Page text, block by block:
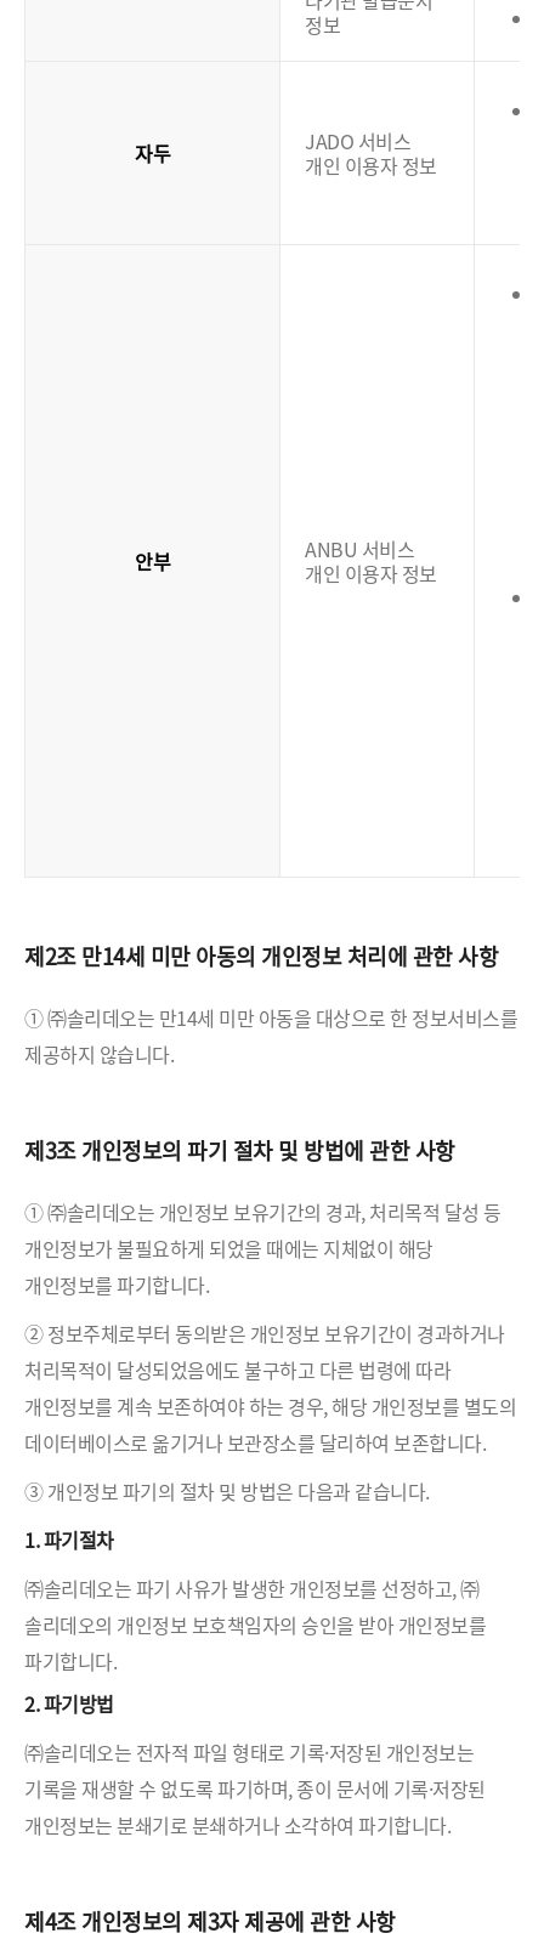
정보
자두
JADO 서비스
개인 이용자 정보
안부
ANBU 서비스
개인 이용자 정보
제2조 만14세 미만 아동의 개인정보 처리에 관한 사항
① ㈜솔리데오는 만14세 미만 아동을 대상으로 한 정보서비스를
제공하지 않습니다.
제3조 개인정보의 파기 절차 및 방법에 관한 사항
① ㈜솔리데오는 개인정보 보유기간의 경과, 처리목적 달성 등
개인정보가 불필요하게 되었을 때에는 지체없이 해당
개인정보를 파기합니다.
② 정보주체로부터 동의받은 개인정보 보유기간이 경과하거나
처리목적이 달성되었음에도 불구하고 다른 법령에 따라
개인정보를 계속 보존하여야 하는 경우, 해당 개인정보를 별도의
데이터베이스로 옮기거나 보관장소를 달리하여 보존합니다.
③ 개인정보 파기의 절차 및 방법은 다음과 같습니다.
1. 파기절차
㈜솔리데오는 파기 사유가 발생한 개인정보를 선정하고, ㈜
솔리데오의 개인정보 보호책임자의 승인을 받아 개인정보를
파기합니다.
2. 파기방법
㈜솔리데오는 전자적 파일 형태로 기록·저장된 개인정보는
기록을 재생할 수 없도록 파기하며, 종이 문서에 기록·저장된
개인정보는 분쇄기로 분쇄하거나 소각하여 파기합니다.
제4조 개인정보의 제3자 제공에 관한 사항